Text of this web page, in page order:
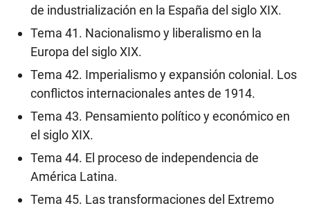
de industrialización en la España del siglo XIX.
Tema 41. Nacionalismo y liberalismo en la
Europa del siglo XIX.
Tema 42. Imperialismo y expansión colonial. Los
conflictos internacionales antes de 1914.
Tema 43. Pensamiento político y económico en
el siglo XIX.
Tema 44. El proceso de independencia de
América Latina.
Tema 45. Las transformaciones del Extremo